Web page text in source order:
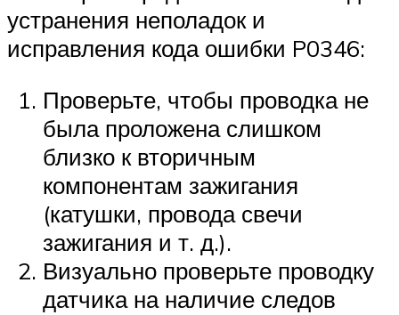
Меню
устранения неполадок и
исправления кода ошибки P0346:
Проверьте, чтобы проводка не
была проложена слишком
близко к вторичным
компонентам зажигания
(катушки, провода свечи
зажигания и т. д.).
Визуально проверьте проводку
датчика на наличие следов